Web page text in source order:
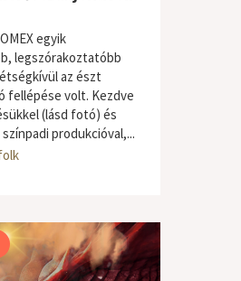
egyik
legszórakoztatóbb
az észt
fellépése volt. Kezdve
(lásd fotó) és
produkcióval,...